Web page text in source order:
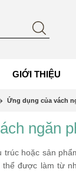
GIỚI THIỆU
Ứng dụng của vách
ngăn
trúc hoặc sản
được làm từ